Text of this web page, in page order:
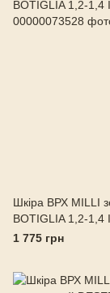
Шкіра ВРХ MILLI
BOTIGLIA 1,2-1,4
1 775 грн